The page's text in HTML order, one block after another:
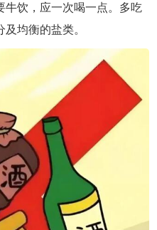
牛饮，应一次喝一点。多吃
均衡的盐类。